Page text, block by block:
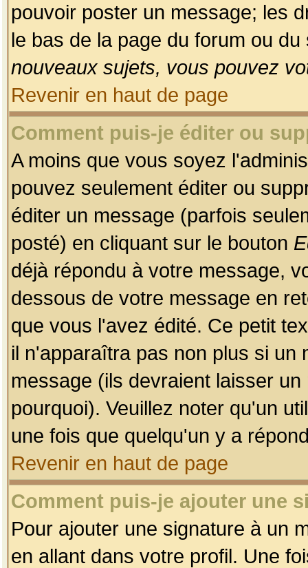
pouvoir poster un message; les
le bas de la page du forum ou
nouveaux sujets, vous pouvez
Revenir en haut de page
Comment puis-je éditer ou
A moins que vous soyez
pouvez seulement éditer ou
éditer un message (parfois
posté) en cliquant sur le bouton
déjà répondu à votre message,
dessous de votre message en
que vous l'avez édité. Ce petit
il n'apparaîtra pas non plus si un
message (ils devraient laisser
pourquoi). Veuillez noter qu'un
une fois que quelqu'un y a
Revenir en haut de page
Comment puis-je ajouter une
Pour ajouter une signature à un
en allant dans votre profil. Une